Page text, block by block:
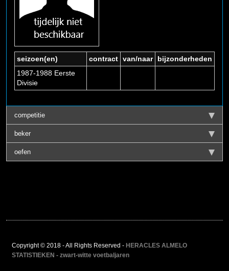
seizoen(en) contract van/naar
bijzonderheden
1987-1988 Eerste
Divisie
competitie
beker
oefen
Copyright © 2018 - All Rights Reserved - HERACLES ALMELO
STATISTIEKEN - zwart-witte voetbaljaren